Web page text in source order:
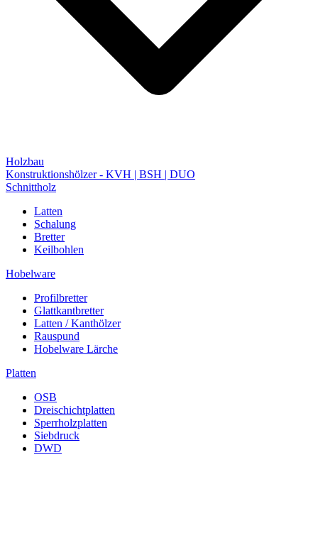
Holzbau
Konstruktionshölzer - KVH | BSH | DUO
Schnittholz
Latten
Schalung
Bretter
Keilbohlen
Hobelware
Profilbretter
Glattkantbretter
Latten / Kanthölzer
Rauspund
Hobelware Lärche
Platten
OSB
Dreischichtplatten
Sperrholzplatten
Siebdruck
DWD